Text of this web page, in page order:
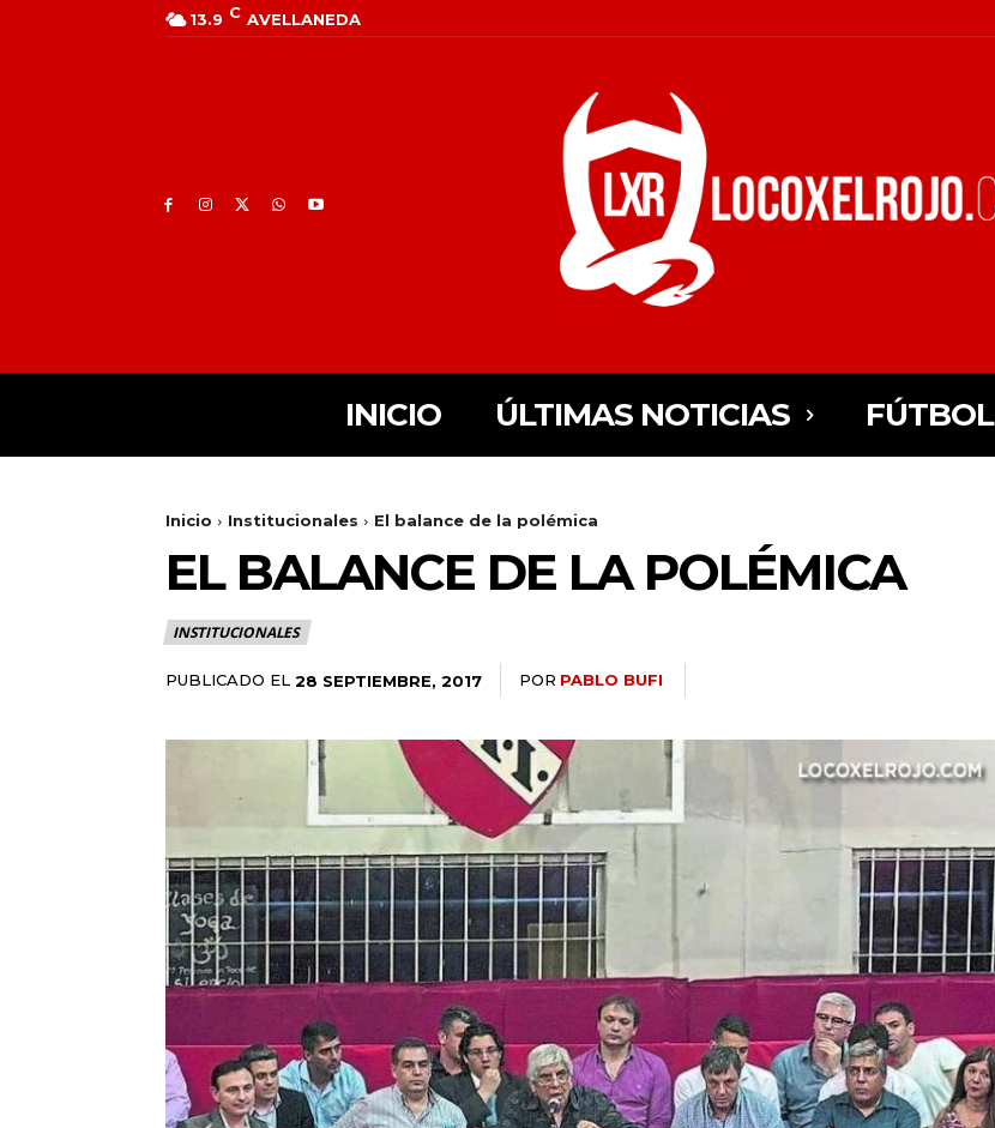
13.9 C AVELLANEDA
INICIO ÚLTIMAS NOTICIAS FÚTBOL
Inicio Institucionales El balance de la polémica
EL BALANCE DE LA POLÉMICA
INSTITUCIONALES
PUBLICADO EL 28 SEPTIEMBRE, 2017 POR PABLO BUFI